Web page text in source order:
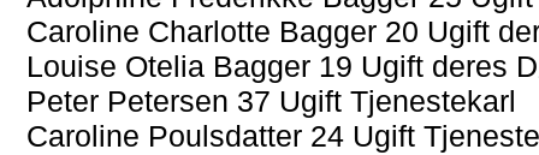
Caroline Charlotte Bagger 20 Ugift
Louise Otelia Bagger 19 Ugift deres
Peter Petersen 37 Ugift Tjenestekarl
Caroline Poulsdatter 24 Ugift